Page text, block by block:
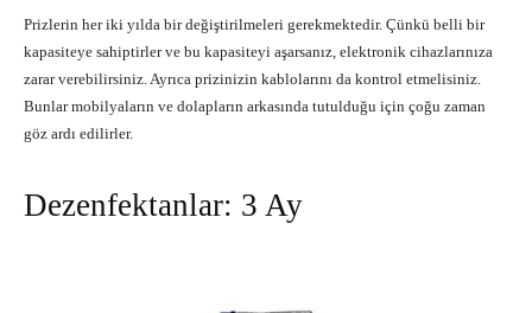
Prizlerin her iki yılda bir değiştirilmeleri gerekmektedir. Çünkü belli bir
kapasiteye sahiptirler ve bu kapasiteyi aşarsanız, elektronik cihazlarınıza
zarar verebilirsiniz. Ayrıca prizinizin kablolarını da kontrol etmelisiniz.
Bunlar mobilyaların ve dolapların arkasında tutulduğu için çoğu zaman
göz ardı edilirler.
Dezenfektanlar: 3 Ay